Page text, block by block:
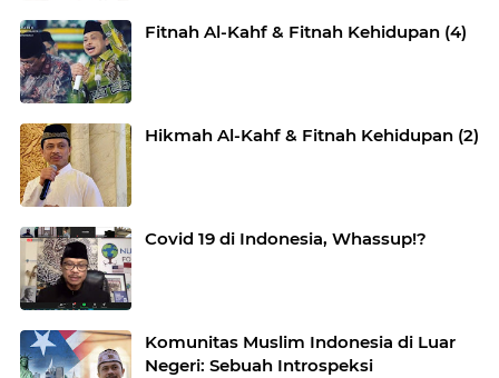
Fitnah Al-Kahf & Fitnah Kehidupan (4)
Hikmah Al-Kahf & Fitnah Kehidupan (2)
Covid 19 di Indonesia, Whassup!?
Komunitas Muslim Indonesia di Luar
Negeri: Sebuah Introspeksi